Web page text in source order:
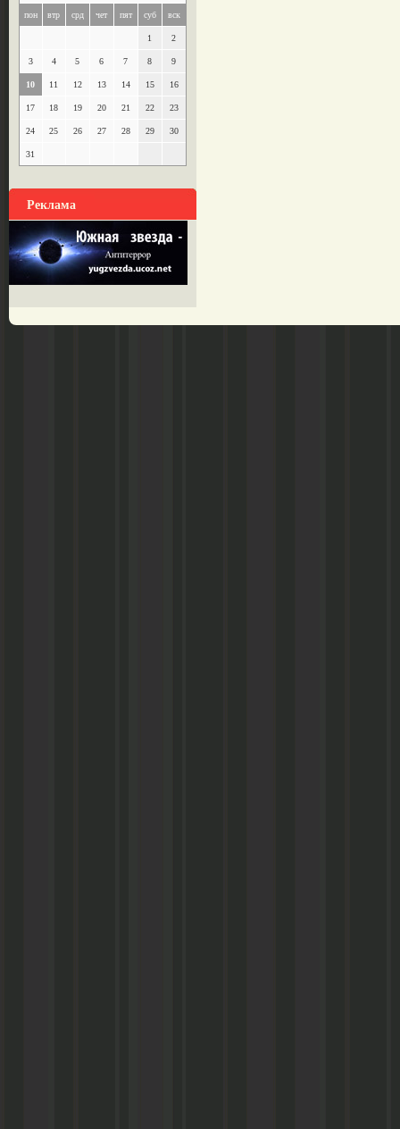
пон втр срд чет пят суб вск
1 2
3 4 5 6 7 8 9
10 11 12 13 14 15 16
17 18 19 20 21 22 23
24 25 26 27 28 29 30
31
Реклама